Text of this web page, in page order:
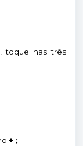
toque nas três
+ ;